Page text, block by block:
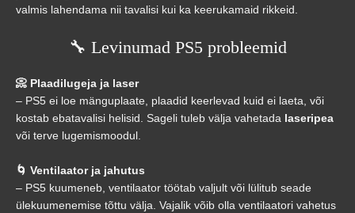
valmis lahendama nii tavalisi kui ka keerukamaid rikkeid.
🔧 Levinumad PS5 probleemid
📀 Plaadilugeja ja laser
– PS5 ei loe mänguplaate, plaadid keerlevad kuid ei laeta, või
kostab ebatavalisi helisid. Sageli tuleb välja vahetada laseripea
või terve lugemismoodul.
🌀 Ventilaator ja jahutus
– PS5 kuumeneb, ventilaator töötab valjult või lülitub seade
ülekuumenemise tõttu välja. Vajalik võib olla ventilaatori vahetus